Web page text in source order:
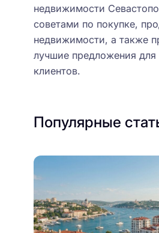
недвижимости
советами по покупке,
недвижимости, а также
лучшие предложения для
клиентов.
Популярные